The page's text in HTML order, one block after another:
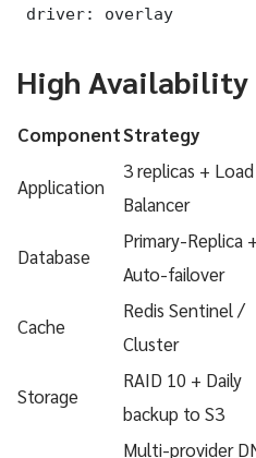
driver: overlay
High Availability
ComponentStrategy
Application
3 replicas + Load
Balancer
Database
Primary-Replica +
Auto-failover
Cache
Redis Sentinel /
Cluster
Storage
RAID 10 + Daily
backup to S3
Multi-provider